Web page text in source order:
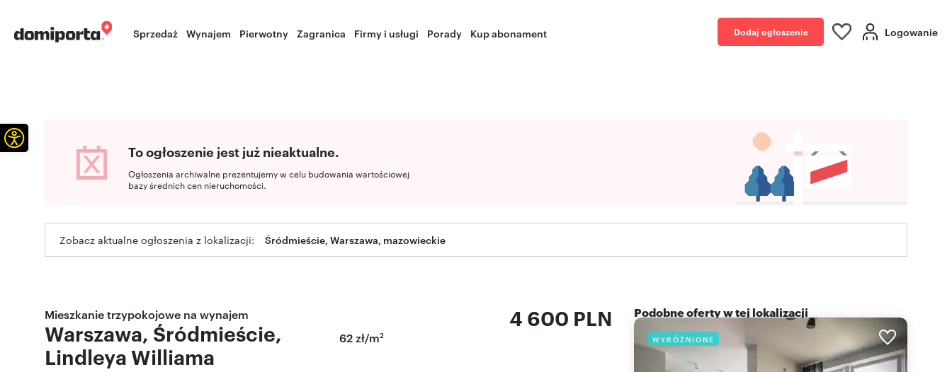
Sprzedaż Wynajem Pierwotny Zagranica Firmy i usługi Porady Kup abonament Dodaj ogłoszenie Logowanie
To ogłoszenie jest już nieaktualne.
Ogłoszenia archiwalne prezentujemy w celu budowania wartościowej
bazy średnich cen nieruchomości.
Zobacz aktualne ogłoszenia z lokalizacji: Śródmieście, Warszawa, mazowieckie
Mieszkanie trzypokojowe na wynajem
Warszawa, Śródmieście,
Lindleya Williama
4 600 PLN
62 zł/m2
Podobne oferty w tej lokalizacji
WYRÓŻNIONE
Otwórz pasek narzędzi